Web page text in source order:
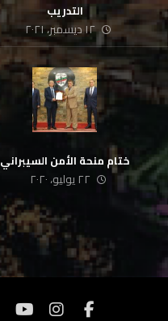
التدريب
١٢ ديسمبر، ٢٠٢١
ختام منحة الأمن السيبراني
٢٢ يوليو، ٢٠٢٠